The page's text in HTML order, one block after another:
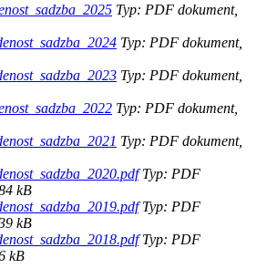
Typ: PDF dokument,
Typ: PDF dokument,
Typ: PDF dokument,
Typ: PDF dokument,
Typ: PDF dokument,
Typ: PDF
kB
Typ: PDF
kB
Typ: PDF
kB